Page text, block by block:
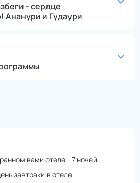
- сердце
Ананури и Гудаури
вами отеле - 7 ночей
завтраки в отеле